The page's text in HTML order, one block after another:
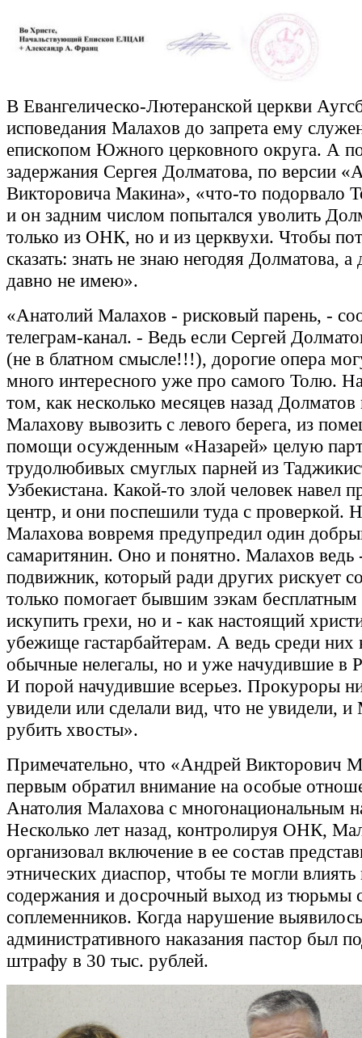
В Евангелическо-Лютеранской церкви
исповедания Малахов до запрета ему
епископом Южного церковного округа. А
задержания Сергея Долматова, по версии
Викторовича Макина», «что-то подорвало
и он задним числом попытался уволить
только из ОНК, но и из церквухи. Чтобы
сказать: знать не знаю негодяя Долматова, а
давно не имею».
«Анатолий Малахов - рисковый парень, -
телеграм-канал. - Ведь если Сергей
(не в блатном смысле!!!), дорогие опера
много интересного уже про самого Толю.
том, как несколько месяцев назад Долматов
Малахову вывозить с левого берега, из
помощи осужденным «Назарей» целую
трудолюбивых смуглых парней из
Узбекистана. Какой-то злой человек навел
центр, и они поспешили туда с проверкой.
Малахова вовремя предупредил один
самаритянин. Оно и понятно. Малахов ведь
подвижник, который ради других рискует
только помогает бывшим зэкам
искупить грехи, но и - как настоящий
убежище гастарбайтерам. А ведь среди них
обычные нелегалы, но и уже начудившие в
И порой начудившие всерьез. Прокуроры
увидели или сделали вид, что не увидели, и
рубить хвосты».
Примечательно, что «Андрей Викторович
первым обратил внимание на особые
Анатолия Малахова с многонациональным
Несколько лет назад, контролируя ОНК,
организовал включение в ее состав
этнических диаспор, чтобы те могли влиять
содержания и досрочный выход из тюрьмы
соплеменников. Когда нарушение
административного наказания пастор был
штрафу в 30 тыс. рублей.